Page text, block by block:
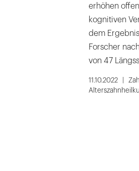
erhöhen
kognitiven
dem
Forscher
von 47
11.10.2022